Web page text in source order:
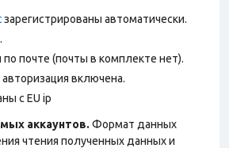
зарегистрированы автоматически.
почте (почты в комплекте нет).
включена.
с EU ip
аккаунтов. Формат данных
чтения полученных данных и